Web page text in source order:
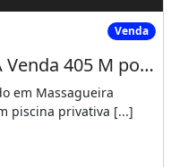
À Venda 405 M por
Venda
Casa com 4 Dormitórios À Venda 405 M por R 1 800 000 00
em Massagueira
piscina privativa [...]